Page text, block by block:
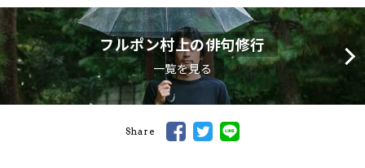
フルポン村上の俳句修行
一覧を見る
Share